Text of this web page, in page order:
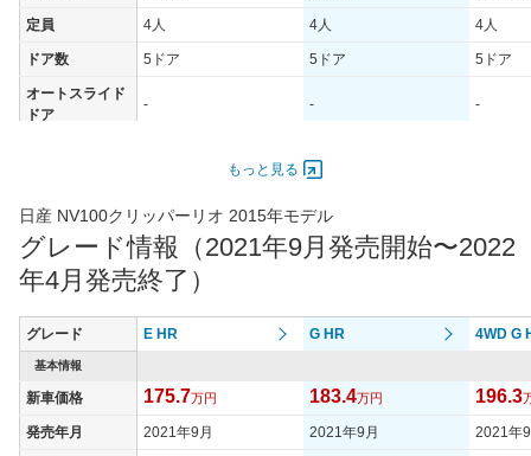
定員 4人 4人 4人
ドア数 5ドア 5ドア 5ドア
オートスライド
ドア
- - -
47.00 [64]/ 6,000 47.00 [64]/ 6,000
最高トルク 95 [9.7]/ 4,400 95 [9.7]/ 4,400
過給機 TB TB TB
タイヤ
(前)
165/60R14 75H 165/60R14 75H 165/
タイヤサイズ
(後)
もっと見る
日産 NV100クリッパーリオ 2015年モデル
グレード情報（2021年9月発売開始〜2022
年4月発売終了）
グレード E HR G HR 4WD G
基本情報
新車価格 175.7万円 183.4万円 196.3
発売年月 2021年9月 2021年9月 2021年